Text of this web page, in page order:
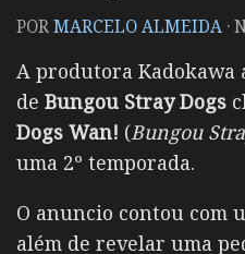
PORMARCELO ALMEIDA ·
A produtora Kadokawa
de Bungou Stray Dogs
Dogs Wan! (Bungou
uma 2º temporada.
O anuncio contou com
além de revelar uma